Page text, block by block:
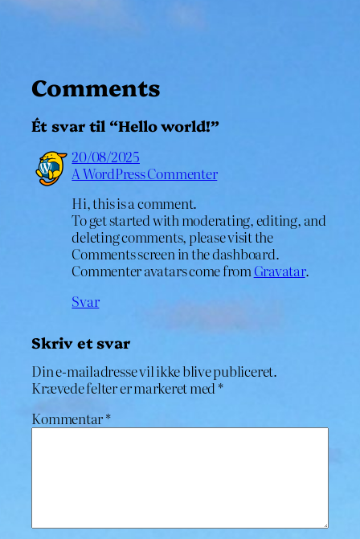
Comments
Ét svar til “Hello world!”
20/08/2025
A WordPress Commenter
Hi, this is a comment.
To get started with moderating, editing, and
deleting comments, please visit the
Comments screen in the dashboard.
Commenter avatars come fromGravatar.
Svar
Skriv et svar
Din e-mailadresse vil ikke blive publiceret.
Krævede felter er markeret med*
Kommentar*